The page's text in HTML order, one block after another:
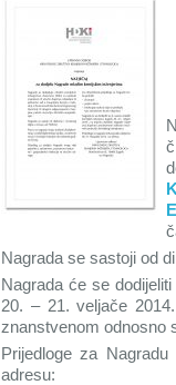
Nagrada se sastoji od
Nagrada će se
20. – 21. veljače
znanstvenom odnosno
Prijedloge za
adresu: